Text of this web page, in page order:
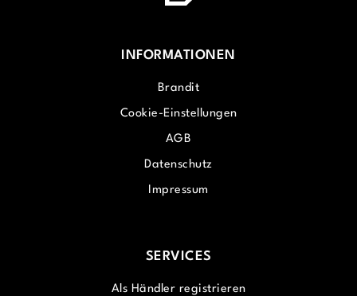
INFORMATIONEN
Brandit
Cookie-Einstellungen
AGB
Datenschutz
Impressum
SERVICES
Als Händler registrieren